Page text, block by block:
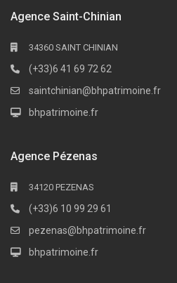
Agence Saint-Chinian
34360 SAINT CHINIAN
(+33)6 41 69 72 62
saintchinian@bhpatrimoine.fr
bhpatrimoine.fr
Agence Pézenas
34120 PEZENAS
(+33)6 10 99 29 61
pezenas@bhpatrimoine.fr
bhpatrimoine.fr